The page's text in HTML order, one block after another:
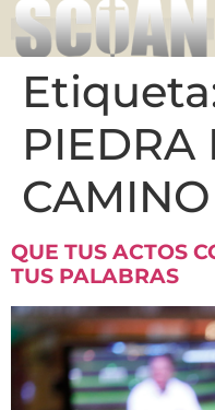
PIEDRA
CAMINO
QUE TUS ACTOS
TUS PALABRAS